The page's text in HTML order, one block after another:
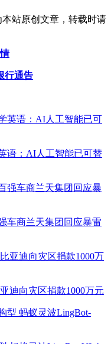
站原创文章，转载时请
行通告
语：AI人工智能已可替
车商兰天集团回应暴雷
迪向灾区捐款1000万元